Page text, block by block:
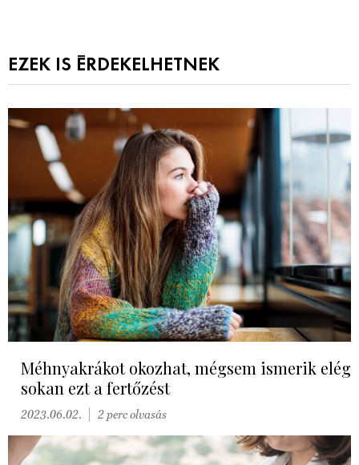
EZEK IS ÉRDEKELHETNEK
Méhnyakrákot okozhat, mégsem ismerik elég
sokan ezt a fertőzést
2023.06.02. 2 perc olvasás